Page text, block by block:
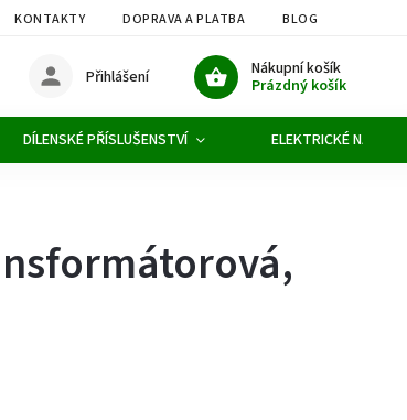
KONTAKTY DOPRAVA A PLATBA BLOG
Nákupní košík
Prázdný košík
Přihlášení
DÍLENSKÉ PŘÍSLUŠENSTVÍ ELEKTRICKÉ NÁŘADÍ